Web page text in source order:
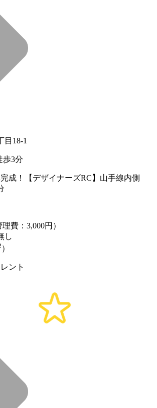
目18-1
歩3分
成！【デザイナーズRC】山手線内側
費：3,000円）
し
）
ント